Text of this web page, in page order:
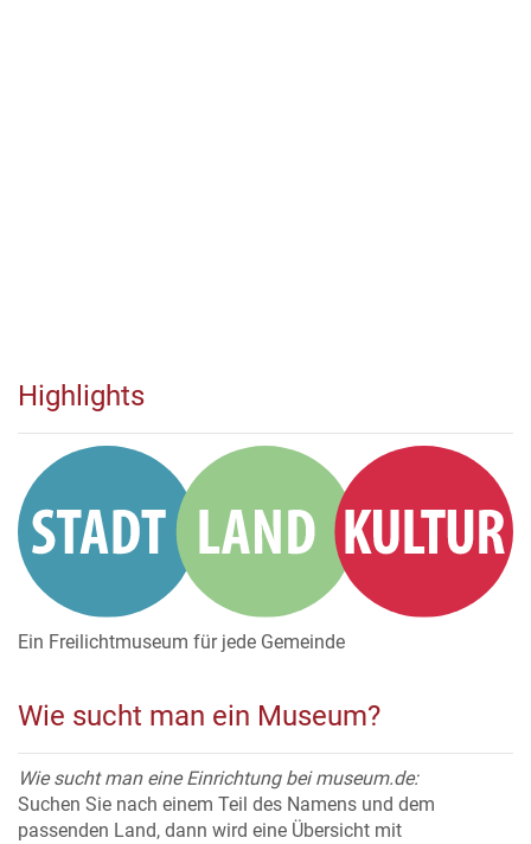
Highlights
Ein Freilichtmuseum für jede Gemeinde
Wie sucht man ein Museum?
Wie sucht man eine Einrichtung bei museum.de:
Suchen Sie nach einem Teil des Namens und dem
passenden Land, dann wird eine Übersicht mit